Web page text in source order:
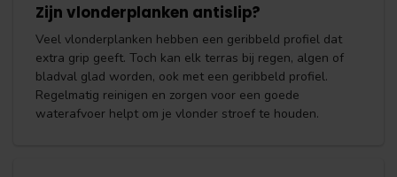
Zijn vlonderplanken antislip?
Veel vlonderplanken hebben een geribbeld profiel dat
extra grip geeft. Toch kan elk terras bij regen, algen of
bladval glad worden, ook met een geribbeld profiel.
Regelmatig reinigen en zorgen voor een goede
waterafvoer helpt om je vlonder stroef te houden.